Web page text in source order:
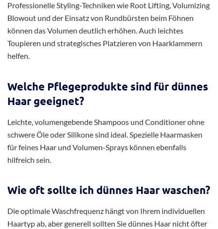
Professionelle Styling-Techniken wie Root Lifting, Volumizing
Blowout und der Einsatz von Rundbürsten beim Föhnen
können das Volumen deutlich erhöhen. Auch leichtes
Toupieren und strategisches Platzieren von Haarklammern
helfen.
Welche Pflegeprodukte sind für dünnes
Haar geeignet?
Leichte, volumengebende Shampoos und Conditioner ohne
schwere Öle oder Silikone sind ideal. Spezielle Haarmasken
für feines Haar und Volumen-Sprays können ebenfalls
hilfreich sein.
Wie oft sollte ich dünnes Haar waschen?
Die optimale Waschfrequenz hängt von Ihrem individuellen
Haartyp ab, aber generell sollten Sie dünnes Haar nicht öfter